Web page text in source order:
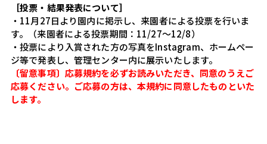
［投票・結果発表について］
・11月27日より園内に掲示し、来園者による投票を行いま
す。（来園者による投票期間：11/27～12/8）
・投票により入賞された方の写真をInstagram、ホームペー
ジ等で発表し、管理センター内に展示いたします。
〔留意事項〕応募規約を必ずお読みいただき、同意のうえご
応募ください。 ご応募の方は、本規約に同意したものといた
します。